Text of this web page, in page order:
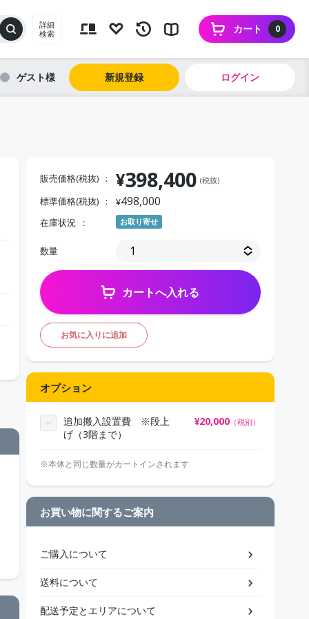
詳細
検索
0
カート
ゲスト 新規登録 ログイン
販売価格(税抜) ¥398,400 (税抜)
標準価格(税抜) ¥498,000
在庫状況 お取り寄せ
数量
カートへ入れる
お気に入りに追加
オプション
追加搬入設置費 ※段上
げ（3階まで）
¥20,000 （税別）
※本体と同じ数量がカートインされます
お買い物に関するご案内
ご購入について
送料について
配送予定とエリアについて